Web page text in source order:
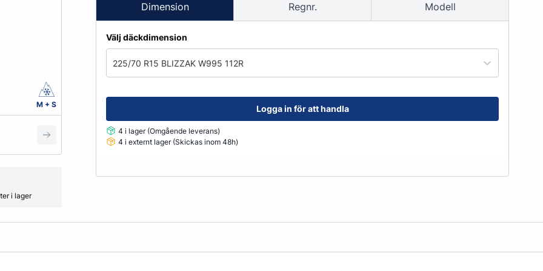
Grönyte & Smådäck
order@kransensgummi.se
Till kundservice
Kåpor
Mutterpåsar
Spacer
Ventiler
Vikter
Smörjmedel, Kemikalier & Vätskor
Alkylatbensin
Hjultvätt Kem
Skyddsutrustning
M + S
i lager
Dimension Regnr. Modell
Välj däckdimension
225/70 R15 BLIZZAK W995 112R
Logga in för att handla
4 i lager (Omgående leverans)
4 i externt lager (Skickas inom 48h)